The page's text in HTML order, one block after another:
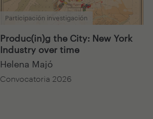
Participación investigación
Produc(in)g the City: New York
Industry over time
Helena Majó
Convocatoria 2026